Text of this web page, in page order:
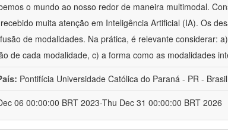
o mundo ao nosso redor de maneira multimodal.
muita atenção em Inteligência Artificial (IA). Os
de modalidades. Na prática, é relevante considerar:
de cada modalidade, c) a forma como as modalidades
Pontifícia Universidade Católica do Paraná - PR - Brasil
06 00:00:00 BRT 2023-Thu Dec 31 00:00:00 BRT 2026